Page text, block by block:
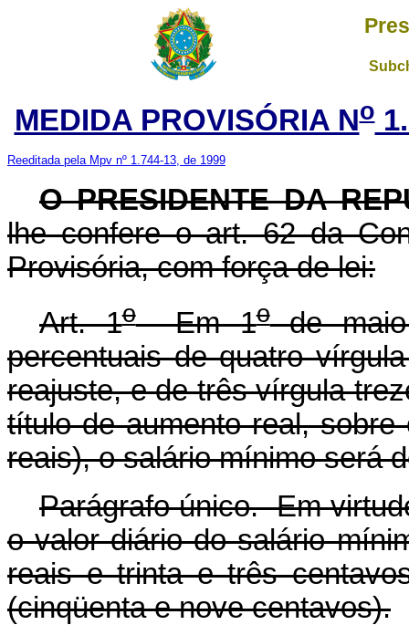
MEDIDA PROVISÓRIA No
Reeditada pela Mpv nº 1.744-13, de 1999
O PRESIDENTE DA
lhe confere o art. 62 da
Provisória, com força de lei:
Art. 1oEm 1ode maio
percentuais de quatro
reajuste, e de três vírgula
título de aumento real,
reais), o salário mínimo será
Parágrafo único. Em
o valor diário do salário
reais e trinta e três
(cinqüenta e nove centavos).